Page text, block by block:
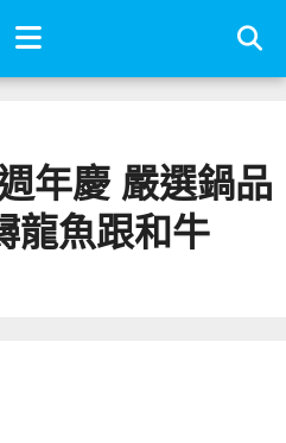
年慶 嚴選鍋品
龍魚跟和牛